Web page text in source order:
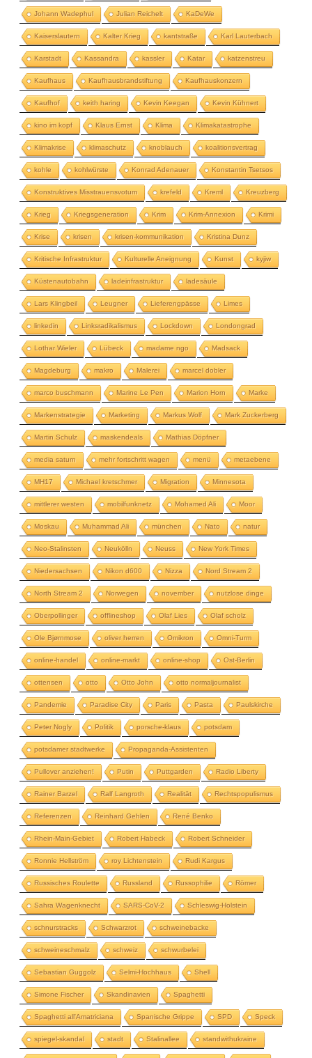
Johann Wadephul Julian Reichelt KaDeWe
Kaiserslautern Kalter Krieg kantstraße Karl Lauterbach
Karstadt Kassandra kassler Katar katzenstreu
Kaufhaus Kaufhausbrandstiftung Kaufhauskonzern
Kaufhof keith haring Kevin Keegan Kevin Kühnert
kino im kopf Klaus Ernst Klima Klimakatastrophe
Klimakrise klimaschutz knoblauch koalitionsvertrag
kohle kohlwürste Konrad Adenauer Konstantin Tsetsos
Konstruktives Misstrauensvotum krefeld Kreml Kreuzberg
Krieg Kriegsgeneration Krim Krim-Annexion Krimi
Krise krisen krisen-kommunikation Kristina Dunz
Kritische Infrastruktur Kulturelle Aneignung Kunst kyjiw
Küstenautobahn ladeinfrastruktur ladesäule
Lars Klingbeil Leugner Lieferengpässe Limes
linkedin Linksradikalismus Lockdown Londongrad
Lothar Wieler Lübeck madame ngo Madsack
Magdeburg makro Malerei marcel dobler
marco buschmann Marine Le Pen Marion Horn Marke
Markenstrategie Marketing Markus Wolf Mark Zuckerberg
Martin Schulz maskendeals Mathias Döpfner
media saturn mehr fortschritt wagen menü metaebene
MH17 Michael kretschmer Migration Minnesota
mittlerer westen mobilfunknetz Mohamed Ali Moor
Moskau Muhammad Ali münchen Nato natur
Neo-Stalinsten Neukölln Neuss New York Times
Niedersachsen Nikon d600 Nizza Nord Stream 2
North Stream 2 Norwegen november nutzlose dinge
Oberpollinger offlineshop Olaf Lies Olaf scholz
Ole Bjørnmose oliver herren Omikron Omni-Turm
online-handel online-markt online-shop Ost-Berlin
ottensen otto Otto John otto normaljournalist
Pandemie Paradise City Paris Pasta Paulskirche
Peter Nogly Politik porsche-klaus potsdam
potsdamer stadtwerke Propaganda-Assistenten
Pullover anziehen! Putin Puttgarden Radio Liberty
Rainer Barzel Ralf Langroth Realität Rechtspopulismus
Referenzen Reinhard Gehlen René Benko
Rhein-Main-Gebiet Robert Habeck Robert Schneider
Ronnie Hellström roy Lichtenstein Rudi Kargus
Russisches Roulette Russland Russophilie Römer
Sahra Wagenknecht SARS-CoV-2 Schleswig-Holstein
schnurstracks Schwarzrot schweinebacke
schweineschmalz schweiz schwurbelei
Sebastian Guggolz Selmi-Hochhaus Shell
Simone Fischer Skandinavien Spaghetti
Spaghetti all'Amatriciana Spanische Grippe SPD Speck
spiegel-skandal stadt Stalinallee standwithukraine